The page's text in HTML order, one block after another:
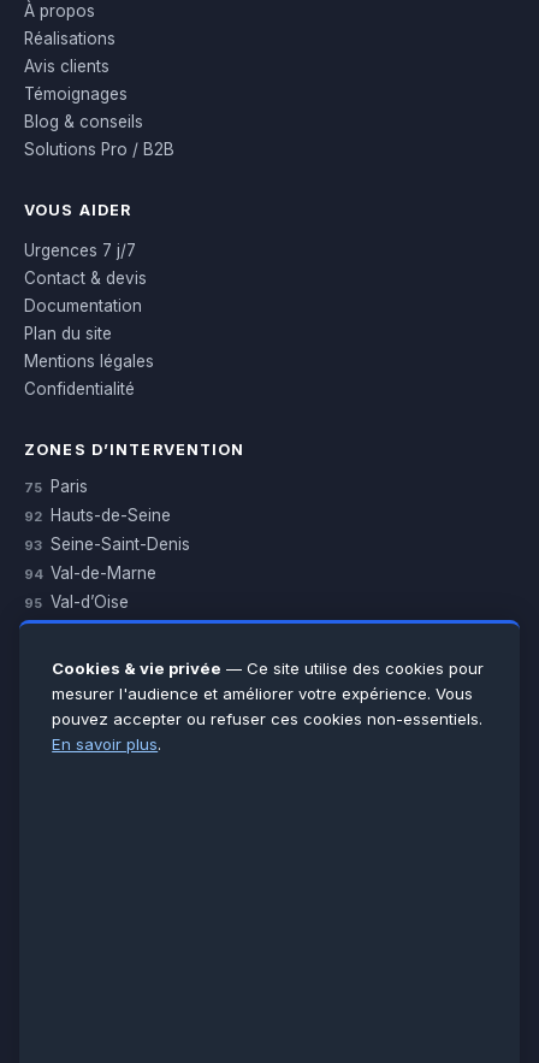
À propos
Réalisations
Avis clients
Témoignages
Blog & conseils
Solutions Pro / B2B
VOUS AIDER
Urgences 7 j/7
Contact & devis
Documentation
Plan du site
Mentions légales
Confidentialité
ZONES D’INTERVENTION
75 Paris
92 Hauts-de-Seine
93 Seine-Saint-Denis
94 Val-de-Marne
95 Val-d’Oise
Essonne
Seine-et-Marne
Voir toutes les villes →
Cookies & vie privée — Ce site utilise des cookies pour
mesurer l'audience et améliorer votre expérience. Vous
pouvez accepter ou refuser ces cookies non-essentiels.
En savoir plus.